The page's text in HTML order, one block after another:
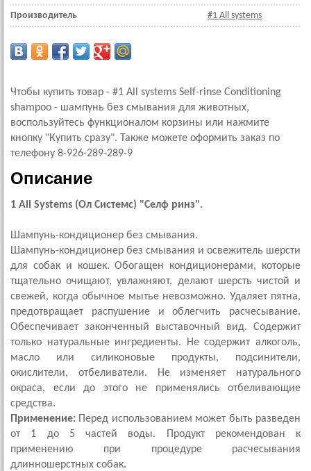
Производитель #1 All systems
Чтобы купить товар - #1 All systems Self-rinse Conditioning
shampoo - шампунь без смывания для животных,
воспользуйтесь функционалом корзины или нажмите
кнопку "Купить сразу". Также можете оформить заказ по
телефону 8-926-289-289-9
Описание
1 All Systems (Ол Системс) "Селф ринз".
Шампунь-кондиционер без смывания.
Шампунь-кондиционер без смывания и освежитель шерсти
для собак и кошек. Обогащен кондиционерами, которые
тщательно очищают, увлажняют, делают шерсть чистой и
свежей, когда обычное мытье невозможно. Удаляет пятна,
предотвращает распушение и облегчить расчесывание.
Обеспечивает законченный выставочный вид. Содержит
только натуральные ингредиенты. Не содержит алкоголь,
масло или силиконовые продукты, подсинители,
окислители, отбеливатели. Не изменяет натурального
окраса, если до этого не применялись отбеливающие
средства.
Применение: Перед использованием может быть разведен
от 1 до 5 частей воды. Продукт рекомендован к
применению при процедуре расчесывания
длинношерстных собак.